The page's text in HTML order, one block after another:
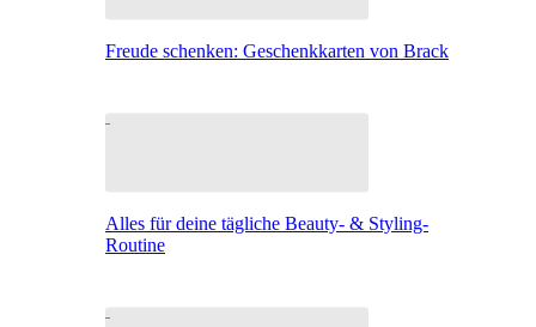
Freude schenken: Geschenkkarten von Brack
Alles für deine tägliche Beauty- & Styling-
Routine